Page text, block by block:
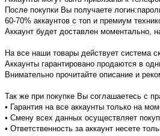
После покупки Вы получаете
60-70% аккаунтов с топ и премиум
Аккаунт будет доставлен моментально,
На все наши товары действует система
Аккаунты гарантировано продаются в
Внимательно прочитайте описание и
Так же при покупке Вы соглашаетесь с
• Гарантия на все аккаунты только на
• Смену всех данных осуществляет
• Ответственность за аккаунт несете